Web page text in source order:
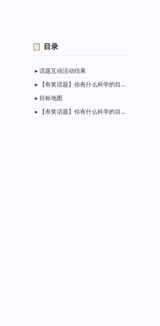
目录
话题互动活动结果
【有奖话题】你有什么科学的目标达成方法，和大家分享?
目标地图
【有奖话题】你有什么科学的目标达成方法，和大家分享？